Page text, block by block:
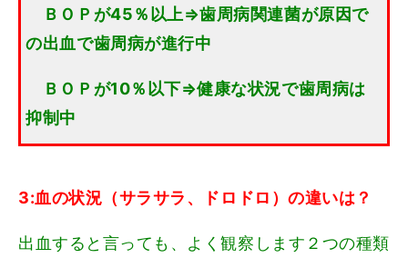
ＢＯＰが45％以上⇒歯周病関連菌が原因で
の出血で歯周病が進行中
ＢＯＰが10％以下⇒健康な状況で歯周病は
抑制中
3:血の状況（サラサラ、ドロドロ）の違いは？
出血すると言っても、よく観察します２つの種類